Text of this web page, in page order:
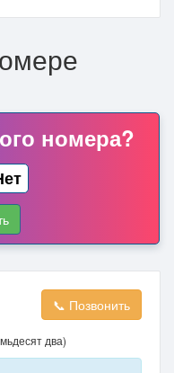
номера?
📞 Позвонить
два)